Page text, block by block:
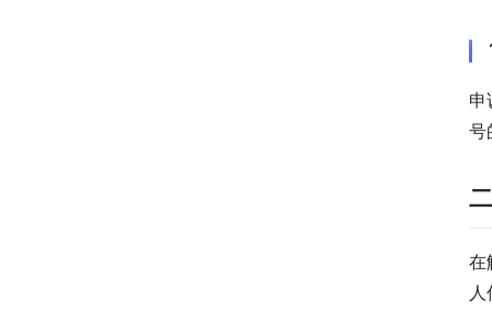
申
号
在